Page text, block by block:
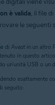
è valida, il file
le seguenti
di Avast in un altro
in questo
un'unità USB o un
esattamente
seguito: